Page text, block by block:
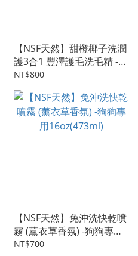
【NSF天然】甜橙椰子洗潤
護3合1 豐澤護毛洗毛精 -
美國自然獸醫認證 - 狗狗專
用
NT$800
【NSF天然】免沖洗快乾噴
霧 (薰衣草香氛) -狗狗專用
16oz(473ml)
NT$700